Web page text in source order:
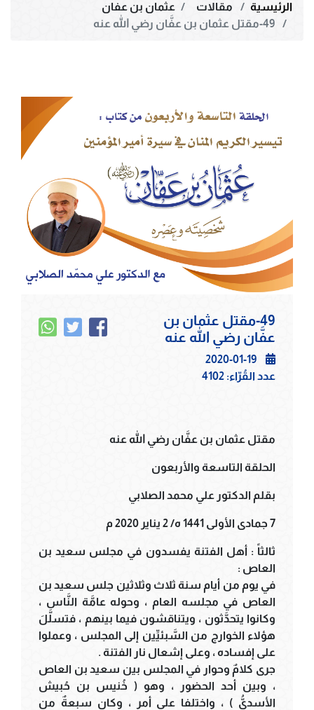
الرئيسية مقالات
عثمان بن عفان
49-مقتل عثمان بن
عفَّان رضي الله عنه
2020-01-19
عدد القُرّاء: 4102
مقتل عثمان بن عفَّان رضي الله عنه
الحلقة التاسعة والأربعون
بقلم الدكتور علي محمد الصلابي
7 جمادى الأولى 1441 ه/ 2 يناير 2020 م
ثالثاً : أهل الفتنة يفسدون في مجلس سعيد بن
العاص :
في يوم من أيام سنة ثلاث وثلاثين جلس سعيد بن
العاص في مجلسه العام ، وحوله عامَّة النَّاس ،
وكانوا يتحدَّثون ، ويتناقشون فيما بينهم ، فتسلَّلَ
هؤلاء الخوارج من السَّبئيِّين إلى المجلس ، وعملوا
على إفساده ، وعلى إشعال نار الفتنة .
جرى كلامٌ وحوار في المجلس بين سعيد بن العاص
، وبين أحد الحضور ، وهو ( خُنيس بن حُبيش
الأسديُّ ) ، واختلفا على أمر ، وكان سبعةٌ من